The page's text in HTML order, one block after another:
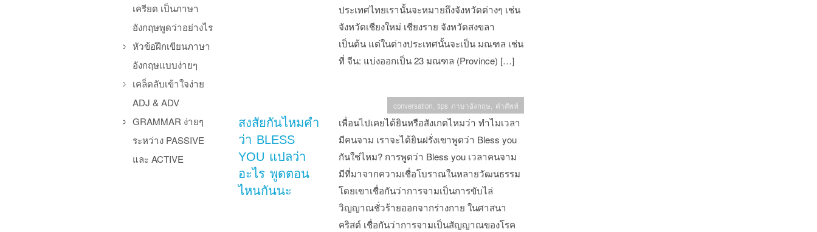
ประเทศไทยเรานั้นจะหมายถึงจังหวัดต่างๆ เช่น
จังหวัดเชียงใหม่ เชียงราย จังหวัดสงขลา
เป็นต้น แต่ในต่างประเทศนั้นจะเป็น มณฑล เช่น
ที่ จีน: แบ่งออกเป็น 23 มณฑล (Province) […]
สงสัยกันไหมคำ
ว่า BLESS
YOU แปลว่า
อะไร พูดตอน
ไหนกันนะ
เพื่อนไปเคยได้ยินหรือสังเกตไหมว่า ทำไมเวลา
มีคนจาม เราจะได้ยินฝรั่งเขาพูดว่า Bless you
กันใช่ไหม? การพูดว่า Bless you เวลาคนจาม
มีที่มาจากความเชื่อโบราณในหลายวัฒนธรรม
โดยเขาเชื่อกันว่าการจามเป็นการขับไล่
วิญญาณชั่วร้ายออกจากร่างกาย ในศาสนา
คริสต์ เชื่อกันว่าการจามเป็นสัญญาณของโรค
conversation, tips ภาษาอังกฤษ คำศัพท์
เครียด เป็นภาษา
อังกฤษพูดว่าอย่างไร
หัวข้อฝึกเขียนภาษา
อังกฤษแบบง่ายๆ
เคล็ดลับเข้าใจง่าย
ADJ & ADV
GRAMMAR ง่ายๆ
ระหว่าง PASSIVE
และ ACTIVE